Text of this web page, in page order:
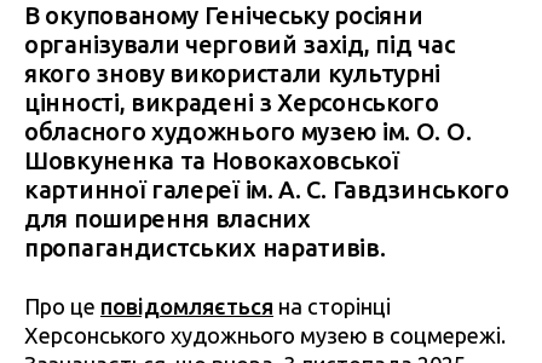
В окупованому Генічеську росіяни
організували черговий захід, під час
якого знову використали культурні
цінності, викрадені з Херсонського
обласного художнього музею ім. О. О.
Шовкуненка та Новокаховської
картинної галереї ім. А. С. Гавдзинського
для поширення власних
пропагандистських наративів.
Про це повідомляється на сторінці
Херсонського художнього музею в соцмережі.